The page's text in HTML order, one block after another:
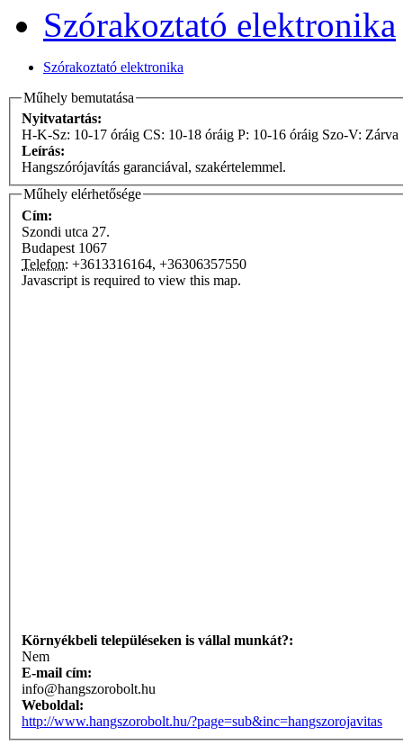
Szórakoztató elektronika
Szórakoztató elektronika
Műhely bemutatása
Nyitvatartás:
H-K-Sz: 10-17 óráig CS: 10-18 óráig P: 10-16 óráig Szo-V: Zárva
Leírás:
Hangszórójavítás garanciával, szakértelemmel.
Műhely elérhetősége
Cím:
Szondi utca 27.
Budapest 1067
Telefon: +3613316164, +36306357550
Javascript is required to view this map.
Környékbeli településeken is vállal munkát?:
Nem
E-mail cím:
info@hangszorobolt.hu
Weboldal:
http://www.hangszorobolt.hu/?page=sub&inc=hangszorojavitas